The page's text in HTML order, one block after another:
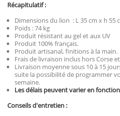
Récapitulatif :
Dimensions du lion : L 35 cm x h 55
Poids : 74 kg
Produit résistant au gel et aux UV
Produit 100% français.
Produit artisanal, finitions à la main.
Frais de livraison inclus hors Corse
Livraison moyenne sous 10 à 15
suite la possibilité de programmer
semaine.
Les délais peuvent varier en
Conseils d'entretien :